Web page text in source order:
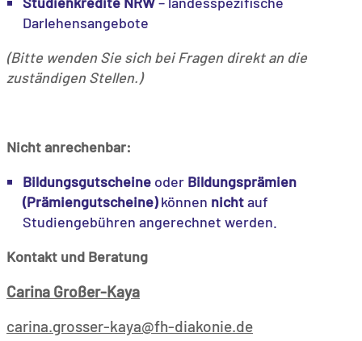
Darlehensangebote
(Bitte wenden Sie sich bei Fragen direkt an die
zuständigen Stellen.)
Nicht anrechenbar:
Bildungsgutscheine oder Bildungsprämien
(Prämiengutscheine)können nichtauf
Studiengebühren angerechnet werden.
Kontakt und Beratung
Carina Großer-Kaya
​carina.grosser-kaya@fh-diakonie.de